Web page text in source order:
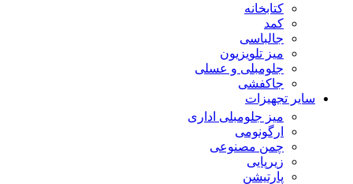
کتابخانه
کمد
جالباسی
میز تلویزیون
جلومبلی و عسلی
جاکفشی
سایر تجهیزات
میز جلومبلی اداری
ارگونومی
چمن مصنوعی
زیرپایی
پارتیشن